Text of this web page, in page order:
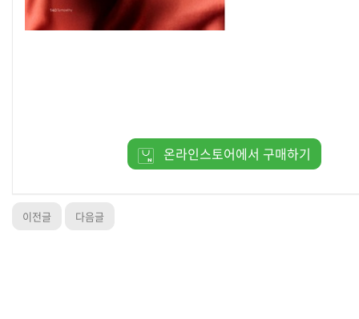
온라인스토어에서 구매하기
이전글 다음글